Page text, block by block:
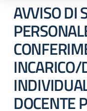
AVVISO DI
INCARICO/
DOCENTE